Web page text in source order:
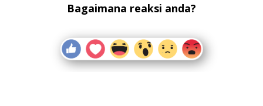
Bagaimana reaksi anda?